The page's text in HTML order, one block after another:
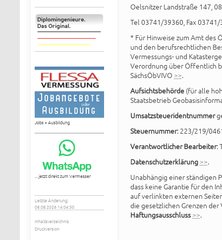
Jobs + Ausbildung
... jetzt direkt zum Vermesser
Letzte Änderung:
06.08.2026 14:04:50
Inhaltsverzeichnis
Druckversion
Oelsnitzer Landstraße 147,
Tel 03741/39360, Fax
* Für Hinweise zum Amt des
und den berufsrechtlichen
Vermessungs- und
Verordnung über Öffentlich
SächsÖbVIVO >>.
Aufsichtsbehörde(für alle
Staatsbetrieb
Umsatzsteueridentnummer
Steuernummer: 223/219/
Verantwortlicher Bearbeiter:
Datenschutzerklärung >>.
Unabhängig einer ständigen
dass keine Garantie für den
auf verlinkten externen
die gesetzlichen Grenzen
Haftungsausschluss >>.